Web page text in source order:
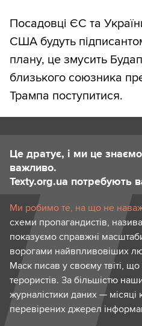
Посадовці ЄС та
США будуть
плану, це змусить
близького союзника
Трампа поступитися.
Це дратує, і ми це
важливо.
Texty.org.ua потребують
Ми робимо те, на що не
схеми пропагандистів,
показуємо справжні
ворогами найвпливовіших
Маск писав у своєму твіті,
терористів. За більшістю
журналістики даних — місяці
перевірених джерел